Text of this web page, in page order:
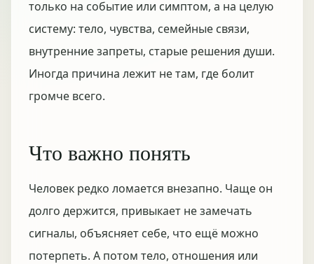
только на событие или симптом, а на целую
систему: тело, чувства, семейные связи,
внутренние запреты, старые решения души.
Иногда причина лежит не там, где болит
громче всего.
Что важно понять
Человек редко ломается внезапно. Чаще он
долго держится, привыкает не замечать
сигналы, объясняет себе, что ещё можно
потерпеть. А потом тело, отношения или